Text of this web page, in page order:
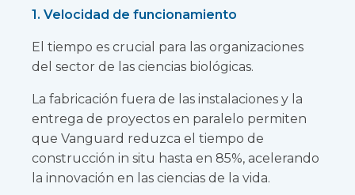
1. Velocidad de funcionamiento
El tiempo es crucial para las organizaciones
del sector de las ciencias biológicas.
La fabricación fuera de las instalaciones y la
entrega de proyectos en paralelo permiten
que Vanguard reduzca el tiempo de
construcción in situ hasta en 85%, acelerando
la innovación en las ciencias de la vida.